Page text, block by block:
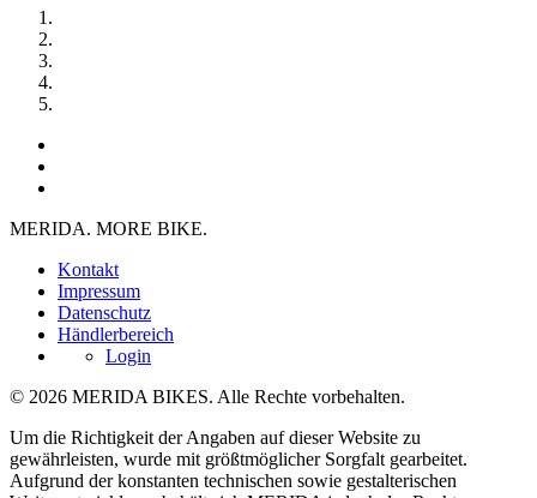
MERIDA. MORE BIKE.
Kontakt
Impressum
Datenschutz
Händlerbereich
Login
© 2026 MERIDA BIKES. Alle Rechte vorbehalten.
Um die Richtigkeit der Angaben auf dieser Website zu
gewährleisten, wurde mit größtmöglicher Sorgfalt gearbeitet.
Aufgrund der konstanten technischen sowie gestalterischen